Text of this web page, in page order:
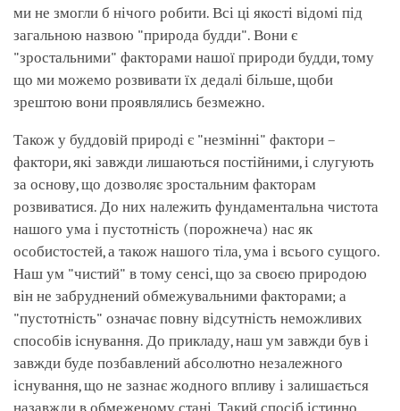
ми не змогли б нічого робити. Всі ці якості відомі під
загальною назвою "природа будди". Вони є
"зростальними" факторами нашої природи будди, тому
що ми можемо розвивати їх дедалі більше, щоби
зрештою вони проявлялись безмежно.
Також у буддовій природі є "незмінні" фактори –
фактори, які завжди лишаються постійними, і слугують
за основу, що дозволяє зростальним факторам
розвиватися. До них належить фундаментальна чистота
нашого ума і пустотність (порожнеча) нас як
особистостей, а також нашого тіла, ума і всього сущого.
Наш ум "чистий" в тому сенсі, що за своєю природою
він не забруднений обмежувальними факторами; а
"пустотність" означає повну відсутність неможливих
способів існування. До прикладу, наш ум завжди був і
завжди буде позбавлений абсолютно незалежного
існування, що не зазнає жодного впливу і залишається
назавжди в обмеженому стані. Такий спосіб істинно